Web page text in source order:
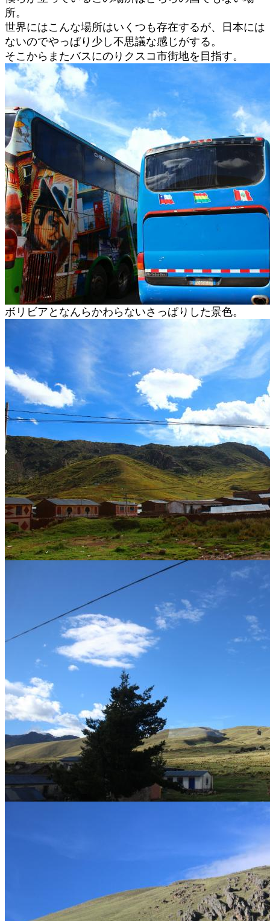
所。
世界にはこんな場所はいくつも存在するが、日本には
ないのでやっぱり少し不思議な感じがする。
そこからまたバスにのりクスコ市街地を目指す。
ボリビアとなんらかわらないさっぱりした景色。